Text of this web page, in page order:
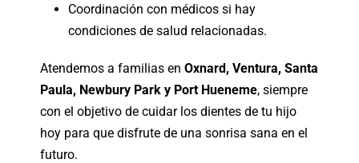
Coordinación con médicos si hay
condiciones de salud relacionadas.
Atendemos a familias en Oxnard, Ventura, Santa
Paula, Newbury Park y Port Hueneme, siempre
con el objetivo de cuidar los dientes de tu hijo
hoy para que disfrute de una sonrisa sana en el
futuro.